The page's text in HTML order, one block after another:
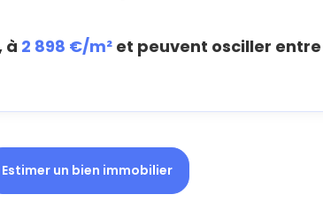
à 2 898 €/m² et peuvent osciller entre
Estimer un bien immobilier